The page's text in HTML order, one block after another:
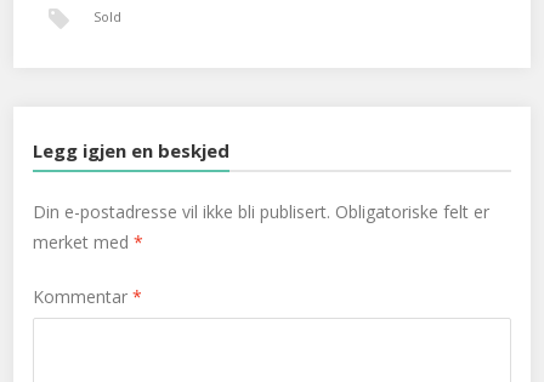
Sold
Legg igjen en beskjed
Din e-postadresse vil ikke bli publisert. Obligatoriske felt er
merket med*
Kommentar*